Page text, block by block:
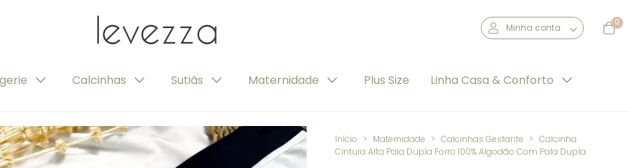
Minha conta 0
Calcinhas Sutiãs Maternidade Plus Size Linha Casa & Conforto
Início > Maternidade > Calcinhas Gestante > Calcinha
Cintura Alta Pala Dupla Forro 100% Algodão Com Pala Dupla